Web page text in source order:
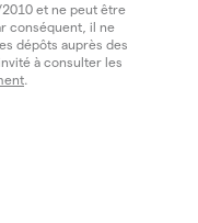
et ne peut être
conséquent, il ne
dépôts auprès des
à consulter les
.